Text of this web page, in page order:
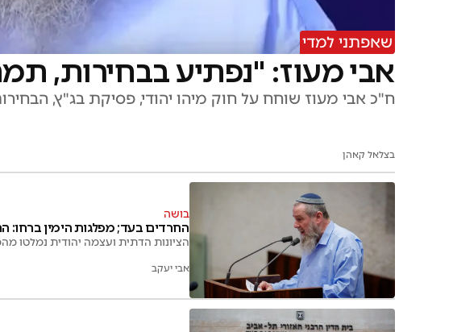
שאפתני למדי
אבי מעוז: "נפתיע בבחירות,
ח"כ אבי מעוז שוחח על חוק מיהו יהודי, פסיקת בג"ץ,
בצלאל קאהן
בושה
החרדים בעד; מפלגות הימין ברחו:
הציונות הדתית ועצמה יהודית נמלטו
אבי יעקב